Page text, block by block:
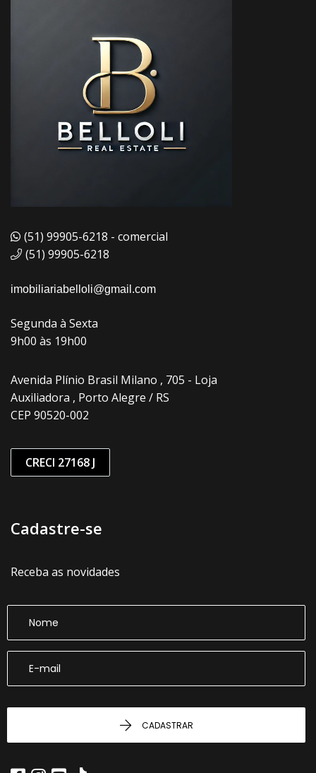
(51) 99905-6218 - comercial
(51) 99905-6218
imobiliariabelloli@gmail.com
Segunda à Sexta
9h00 às 19h00
Avenida Plínio Brasil Milano , 705 - Loja
Auxiliadora , Porto Alegre / RS
CEP 90520-002
CRECI 27168 J
Cadastre-se
Receba as novidades
CADASTRAR